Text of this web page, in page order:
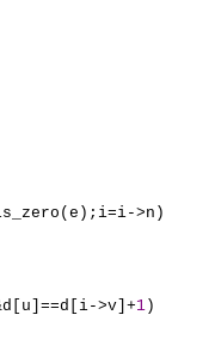
>n)
>v]+1 )